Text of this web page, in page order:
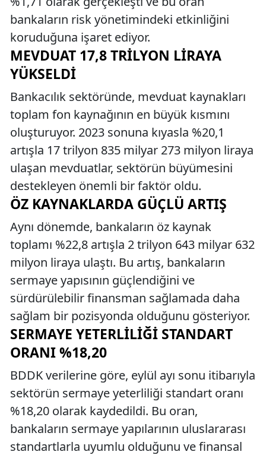
bankaların risk yönetimindeki etkinliğini
koruduğuna işaret ediyor.
MEVDUAT 17,8 TRILYON LIRAYA
YÜKSELDI
Bankacılık sektöründe, mevduat kaynakları
toplam fon kaynağının en büyük kısmını
oluşturuyor. 2023 sonuna kıyasla %20,1
artışla 17 trilyon 835 milyar 273 milyon liraya
ulaşan mevduatlar, sektörün büyümesini
destekleyen önemli bir faktör oldu.
ÖZ KAYNAKLARDA GÜÇLÜ ARTIŞ
Aynı dönemde, bankaların öz kaynak
toplamı %22,8 artışla 2 trilyon 643 milyar 632
milyon liraya ulaştı. Bu artış, bankaların
sermaye yapısının güçlendiğini ve
sürdürülebilir finansman sağlamada daha
sağlam bir pozisyonda olduğunu gösteriyor.
SERMAYE YETERLILIĞI STANDART
ORANI %18,20
BDDK verilerine göre, eylül ayı sonu itibarıyla
sektörün sermaye yeterliliği standart oranı
%18,20 olarak kaydedildi. Bu oran,
bankaların sermaye yapılarının uluslararası
standartlarla uyumlu olduğunu ve finansal